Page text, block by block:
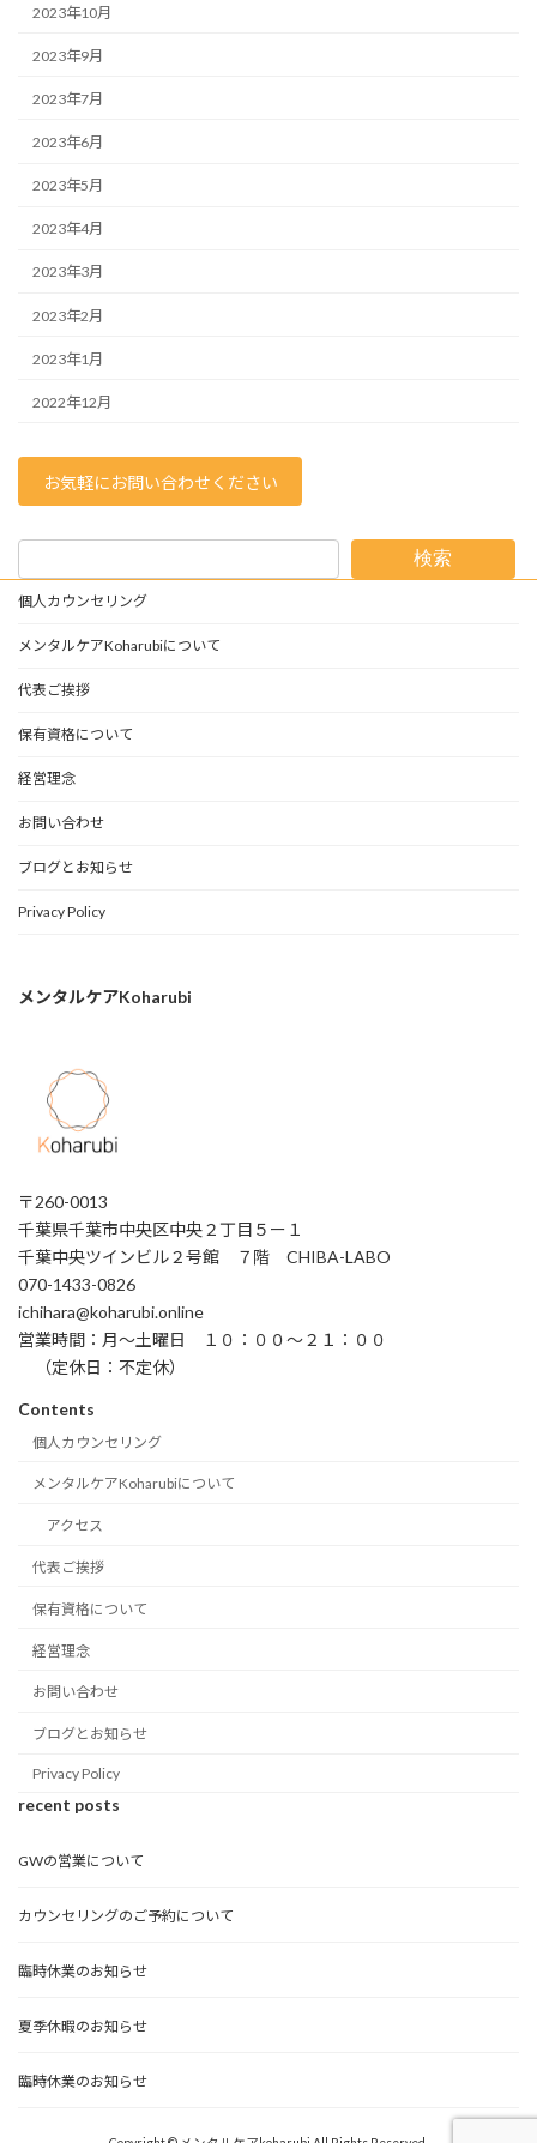
2023年10月
2023年9月
2023年7月
2023年6月
2023年5月
2023年4月
2023年3月
2023年2月
2023年1月
2022年12月
お気軽にお問い合わせください
検索
個人カウンセリング
メンタルケアKoharubiについて
代表ご挨拶
保有資格について
経営理念
お問い合わせ
ブログとお知らせ
Privacy Policy
メンタルケアKoharubi
〒260-0013
千葉県千葉市中央区中央２丁目５ー１
千葉中央ツインビル２号館 ７階 CHIBA-LABO
070-1433-0826
ichihara@koharubi.online
営業時間：月〜土曜日 １０：００〜２１：００
（定休日：不定休）
Contents
個人カウンセリング
メンタルケアKoharubiについて
アクセス
代表ご挨拶
保有資格について
経営理念
お問い合わせ
ブログとお知らせ
Privacy Policy
recent posts
GWの営業について
カウンセリングのご予約について
臨時休業のお知らせ
夏季休暇のお知らせ
臨時休業のお知らせ